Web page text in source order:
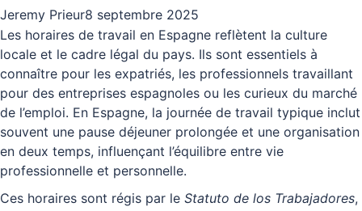
Jeremy Prieur8 septembre 2025
Les horaires de travail en Espagne reflètent la culture
locale et le cadre légal du pays. Ils sont essentiels à
connaître pour les expatriés, les professionnels travaillant
pour des entreprises espagnoles ou les curieux du marché
de l’emploi. En Espagne, la journée de travail typique inclut
souvent une pause déjeuner prolongée et une organisation
en deux temps, influençant l’équilibre entre vie
professionnelle et personnelle.
Ces horaires sont régis par le Statuto de los Trabajadores,